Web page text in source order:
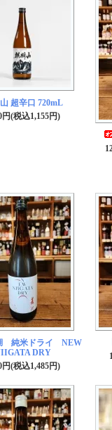
超辛口 720mL
円(税込1,155円)
純米ドライ NEW
DRY
円(税込1,485円)